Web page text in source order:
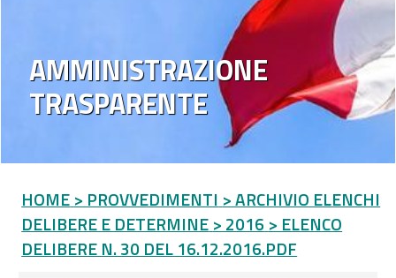
AMMINISTRAZIONE
TRASPARENTE
HOME > PROVVEDIMENTI > ARCHIVIO ELENCHI
DELIBERE E DETERMINE > 2016 > ELENCO
DELIBERE N. 30 DEL 16.12.2016.PDF